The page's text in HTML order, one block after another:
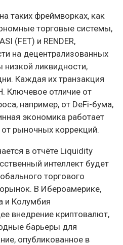
таких фреймворках, как
торговые системы,
(FET) и RENDER,
на децентрализованных
низкой ликвидности,
Каждая их транзакция
Ключевое отличие от
например, от DeFi-бума,
экономика работает
рыночных коррекций.
в отчёте Liquidity
интеллект будет
торгового
В Ибероамерике,
и Колумбия
внедрение криптовалют,
барьеры для
опубликованное в